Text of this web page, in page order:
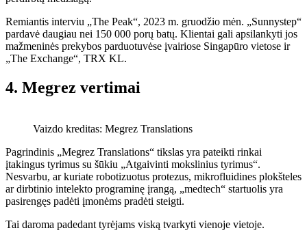
Remiantis interviu „The Peak“, 2023 m. gruodžio mėn. „Sunnystep“
pardavė daugiau nei 150 000 porų batų. Klientai gali apsilankyti jos
mažmeninės prekybos parduotuvėse įvairiose Singapūro vietose ir
„The Exchange“, TRX KL.
4. Megrez vertimai
Vaizdo kreditas: Megrez Translations
Pagrindinis „Megrez Translations“ tikslas yra pateikti rinkai
įtakingus tyrimus su šūkiu „Atgaivinti mokslinius tyrimus“.
Nesvarbu, ar kuriate robotizuotus protezus, mikrofluidines plokšteles
ar dirbtinio intelekto programinę įrangą, „medtech“ startuolis yra
pasirengęs padėti įmonėms pradėti steigti.
Tai daroma padedant tyrėjams viską tvarkyti vienoje vietoje.